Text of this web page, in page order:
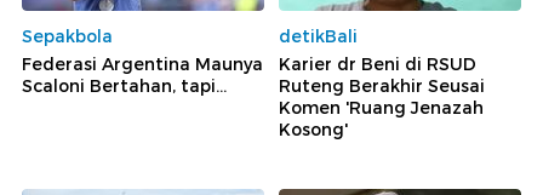
Sepakbola
Federasi Argentina Maunya
Scaloni Bertahan, tapi...
detikBali
Karier dr Beni di RSUD
Ruteng Berakhir Seusai
Komen 'Ruang Jenazah
Kosong'